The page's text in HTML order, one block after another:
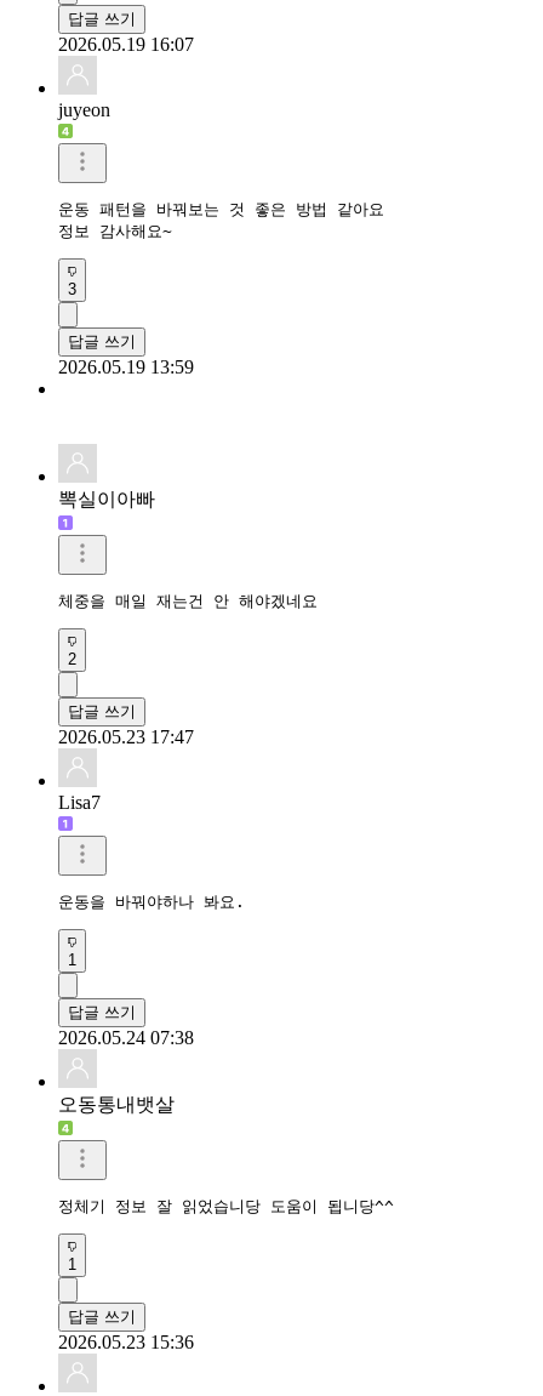
답글 쓰기
2026.05.19 16:07
juyeon
운동 패턴을 바꿔보는 것 좋은 방법 같아요
정보 감사해요~
3
답글 쓰기
2026.05.19 13:59
뽁실이아빠
체중을 매일 재는건 안 해야겠네요
2
답글 쓰기
2026.05.23 17:47
Lisa7
운동을 바꿔야하나 봐요.
1
답글 쓰기
2026.05.24 07:38
오동통내뱃살
정체기 정보 잘 읽었습니당 도움이 됩니당^^
1
답글 쓰기
2026.05.23 15:36